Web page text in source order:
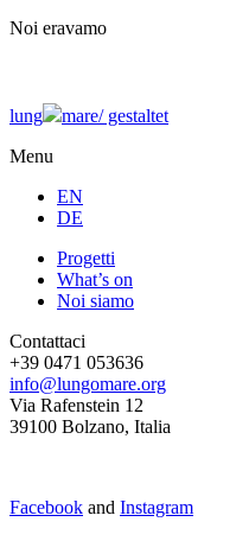
Noi eravamo
lung mare/gestaltet
Menu
EN
DE
Progetti
What’s on
Noi siamo
Contattaci
+39 0471 053636
info@lungomare.org
Via Rafenstein 12
39100 Bolzano, Italia
Facebook and Instagram